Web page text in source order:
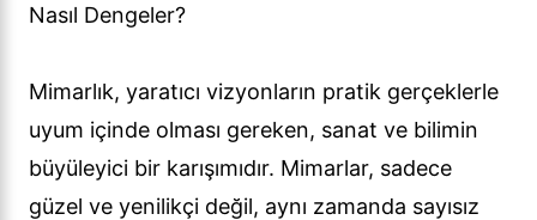
Nasıl Dengeler?
Mimarlık, yaratıcı vizyonların pratik gerçeklerle
uyum içinde olması gereken, sanat ve bilimin
büyüleyici bir karışımıdır. Mimarlar, sadece
güzel ve yenilikçi değil, aynı zamanda sayısız